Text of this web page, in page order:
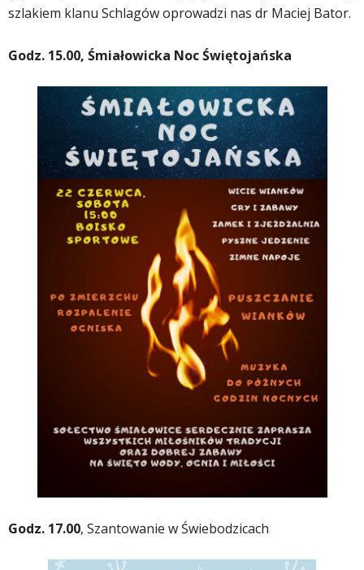
szlakiem klanu Schlagów oprowadzi nas dr Maciej Bator.
Godz. 15.00, Śmiałowicka Noc Świętojańska
Godz. 17.00, Szantowanie w Świebodzicach